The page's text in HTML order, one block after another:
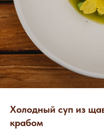
Холодный суп из
крабом